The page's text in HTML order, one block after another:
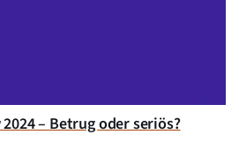
– Betrug oder seriös?